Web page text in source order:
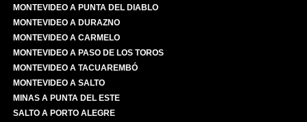
MONTEVIDEO A PUNTA DEL DIABLO
MONTEVIDEO A DURAZNO
MONTEVIDEO A CARMELO
MONTEVIDEO A PASO DE LOS TOROS
MONTEVIDEO A TACUAREMBÓ
MONTEVIDEO A SALTO
MINAS A PUNTA DEL ESTE
SALTO A PORTO ALEGRE